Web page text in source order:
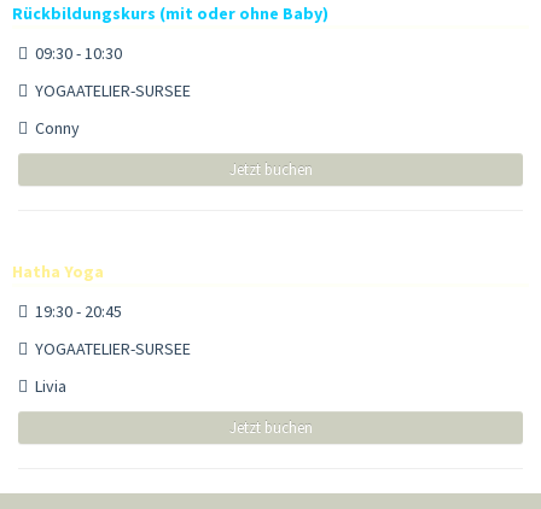
Rückbildungskurs (mit oder ohne Baby)
09:30 - 10:30
YOGAATELIER-SURSEE
Conny
Jetzt buchen
Hatha Yoga
19:30 - 20:45
YOGAATELIER-SURSEE
Livia
Jetzt buchen